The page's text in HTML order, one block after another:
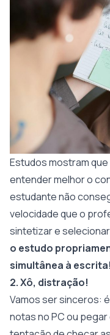
Estudos mostram
entender melhor o
estudante não
velocidade que o
sintetizar e
o estudo
simultânea à escrita!
2. Xô, distração!
Vamos ser sinceros:
notas no PC ou